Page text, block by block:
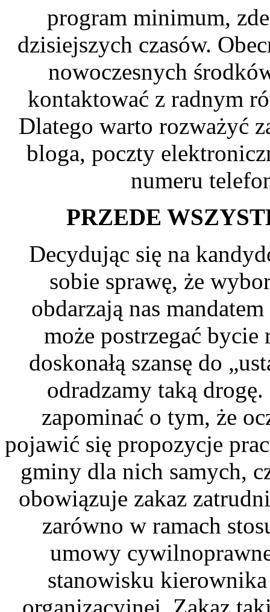
program minimum,
dzisiejszych czasów.
nowoczesnych
kontaktować z radnym
Dlatego warto rozważyć
bloga, poczty
numeru
PRZEDE
Decydując się na
sobie sprawę, że
obdarzają nas
może postrzegać
doskonałą szansę do
odradzamy taką
zapominać o tym, że
pojawić się propozycje
gminy dla nich samych,
obowiązuje zakaz
zarówno w ramach
umowy
stanowisku